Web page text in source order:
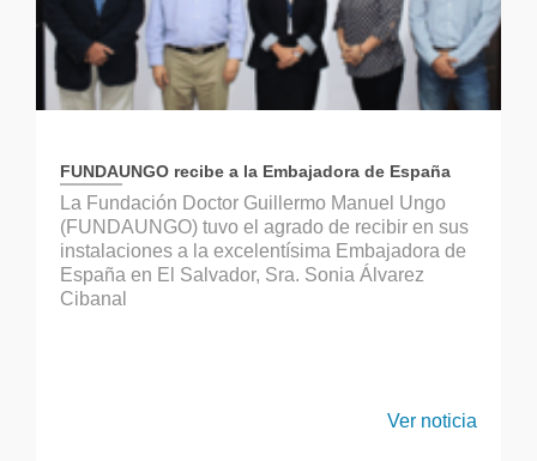
FUNDAUNGO recibe a la Embajadora de España
La Fundación Doctor Guillermo Manuel Ungo
(FUNDAUNGO) tuvo el agrado de recibir en sus
instalaciones a la excelentísima Embajadora de
España en El Salvador, Sra. Sonia Álvarez
Cibanal
Ver noticia